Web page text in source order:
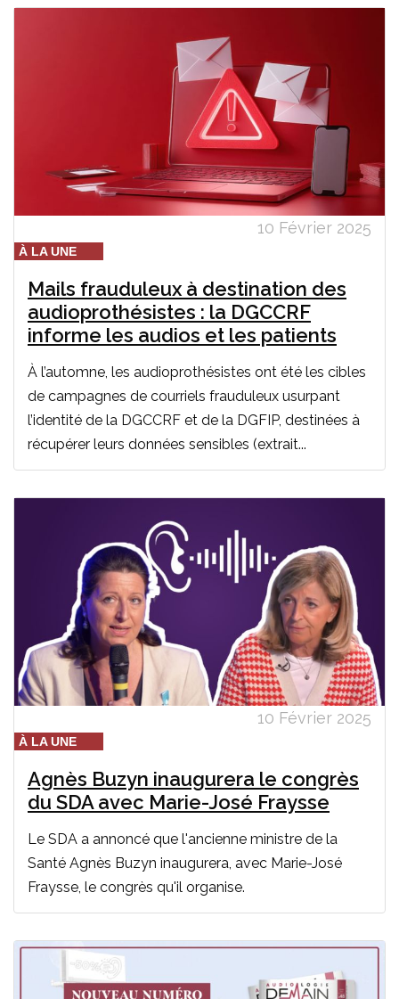
10 Février 2025
À LA UNE
Mails frauduleux à destination des
audioprothésistes : la DGCCRF
informe les audios et les patients
À l’automne, les audioprothésistes ont été les cibles
de campagnes de courriels frauduleux usurpant
l’identité de la DGCCRF et de la DGFIP, destinées à
récupérer leurs données sensibles (extrait...
10 Février 2025
À LA UNE
Agnès Buzyn inaugurera le congrès
du SDA avec Marie-José Fraysse
Le SDA a annoncé que l'ancienne ministre de la
Santé Agnès Buzyn inaugurera, avec Marie-José
Fraysse, le congrès qu'il organise.